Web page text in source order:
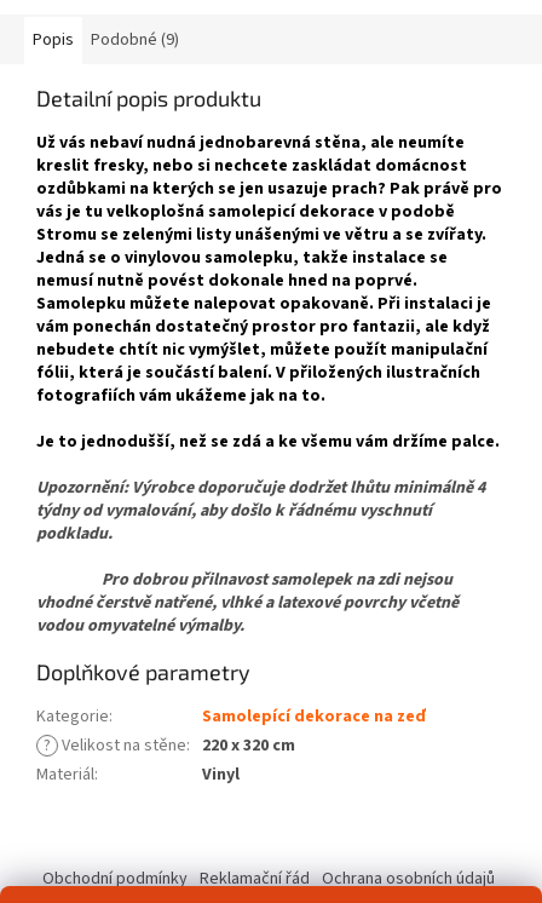
Popis Podobné (9)
Detailní popis produktu
Už vás nebaví nudná jednobarevná stěna, ale neumíte
kreslit fresky, nebo si nechcete zaskládat domácnost
ozdůbkami na kterých se jen usazuje prach? Pak právě pro
vás je tu velkoplošná samolepicí dekorace v podobě
Stromu se zelenými listy unášenými ve větru a se zvířaty.
Jedná se o vinylovou samolepku, takže instalace se
nemusí nutně povést dokonale hned na poprvé.
Samolepku můžete nalepovat opakovaně. Při instalaci je
vám ponechán dostatečný prostor pro fantazii, ale když
nebudete chtít nic vymýšlet, můžete použít manipulační
fólii, která je součástí balení. V přiložených ilustračních
fotografiích vám ukážeme jak na to.
Je to jednodušší, než se zdá a ke všemu vám držíme palce.
Upozornění: Výrobce doporučuje dodržet lhůtu minimálně 4
týdny od vymalování, aby došlo k řádnému vyschnutí
podkladu.
Pro dobrou přilnavost samolepek na zdi nejsou
vhodné čerstvě natřené, vlhké a latexové povrchy včetně
vodou omyvatelné výmalby.
Doplňkové parametry
Kategorie:
Samolepící dekorace na zeď
? Velikost na stěne: 220 x 320 cm
Materiál: Vinyl
Obchodní podmínky Reklamační řád Ochrana osobních údajů